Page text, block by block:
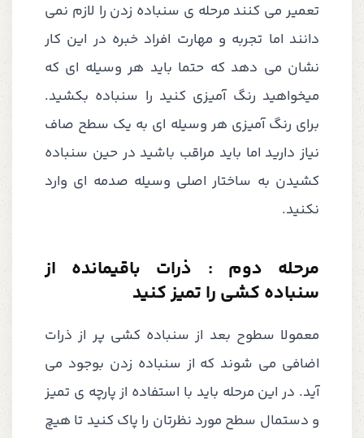
تعمیر می کنند مرحله ی سنباده زدن را لازم نمی
دانند اما تجربه و مهارت افراد خبره در این کار
نشان می دهد که حتما باید هر وسیله ای که
میخواهید رنگ آمیزی کنید را سنباده بکشید.
برای رنگ آمیزی هر وسیله ای به یک سطح صاف
نیاز دارید اما باید مراقب باشید در حین سنباده
کشیدن به ساختار اصلی وسیله صدمه ای وارد
نکنید.
مرحله دوم : ذرات باقیمانده از
سنباده کشی را تمیز کنید
معمولا سطوح بعد از سنباده کشی پر از ذرات
اضافی می شوند که از سنباده زدن بوجود می
آید. در این مرحله باید با استفاده از پارچه ی تمیز
و دستمال سطح مورد نظرتان را پاک کنید تا هیچ